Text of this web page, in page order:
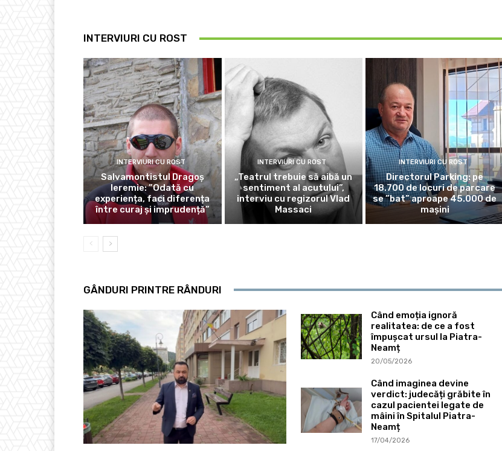
INTERVIURI CU ROST
INTERVIURI CU ROST
Salvamontistul Dragoș
Ieremie: ”Odată cu
experiența, faci diferența
între curaj și imprudență”
INTERVIURI CU ROST
„Teatrul trebuie să aibă un
sentiment al acutului”,
interviu cu regizorul Vlad
Massaci
INTERVIURI CU ROST
Directorul Parking: pe
18.700 de locuri de parcare
se ”bat” aproape 45.000 de
mașini
GÂNDURI PRINTRE RÂNDURI
Când emoția ignoră
realitatea: de ce a fost
împușcat ursul la Piatra-
Neamț
20/05/2026
Când imaginea devine
verdict: judecăți grăbite în
cazul pacientei legate de
mâini în Spitalul Piatra-
Neamț
17/04/2026